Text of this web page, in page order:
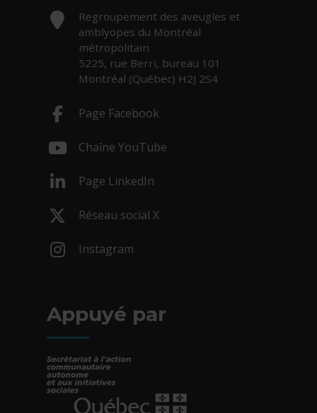
Adresse :
Regroupement des aveugles et
amblyopes du Montréal
métropolitain
5225, rue Berri, bureau 101
Montréal (Québec) H2J 2S4
Page Facebook
Chaîne YouTube
Page LinkedIn
Réseau social X
Instagram
Appuyé par